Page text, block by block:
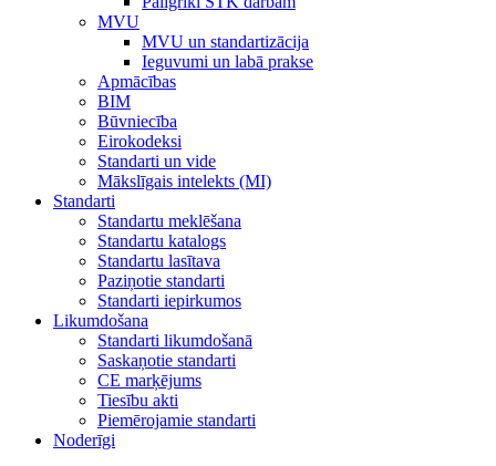
MVU
MVU un standartizācija
Ieguvumi un labā prakse
Apmācības
BIM
Būvniecība
Eirokodeksi
Standarti un vide
Mākslīgais intelekts (MI)
Standarti
Standartu meklēšana
Standartu katalogs
Standartu lasītava
Paziņotie standarti
Standarti iepirkumos
Likumdošana
Standarti likumdošanā
Saskaņotie standarti
CE marķējums
Tiesību akti
Piemērojamie standarti
Noderīgi